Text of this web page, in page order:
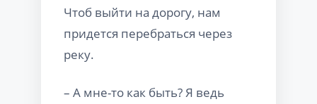
Чтоб выйти на дорогу, нам
придется перебраться через
реку.
– А мне-то как быть? Я ведь